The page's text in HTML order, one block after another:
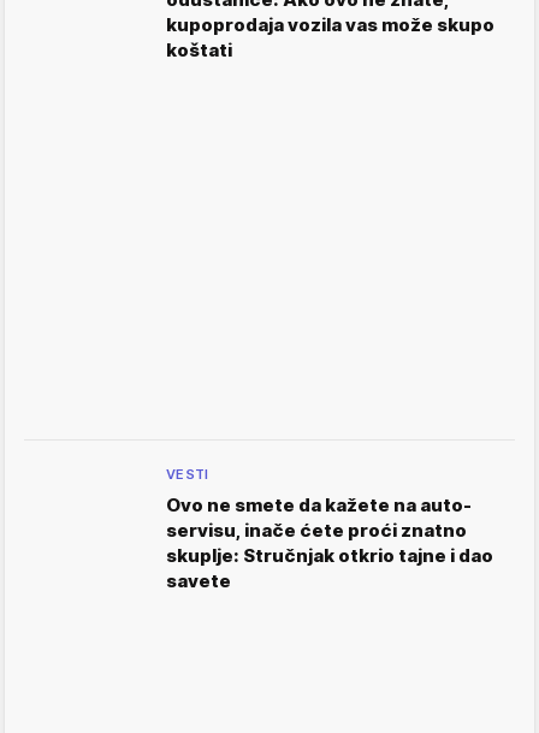
kupoprodaja vozila vas može skupo
koštati
VESTI
Ovo ne smete da kažete na auto-
servisu, inače ćete proći znatno
skuplje: Stručnjak otkrio tajne i dao
savete